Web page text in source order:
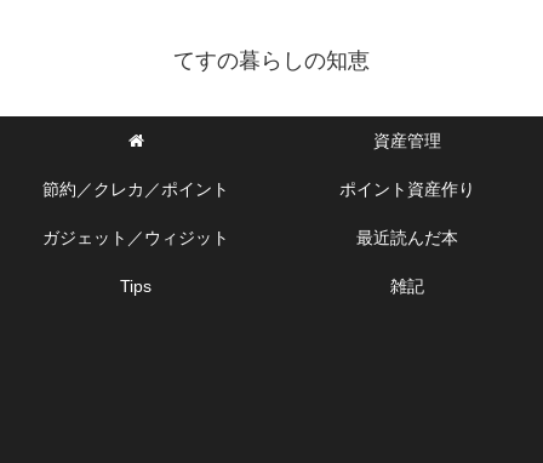
てすの暮らしの知恵
資産管理
節約／クレカ／ポイント ポイント資産作り
ガジェット／ウィジット 最近読んだ本
Tips 雑記